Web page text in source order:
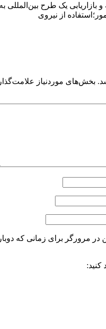
یک طرح بین‌المللی
از نیروی
بخش‌های موردنیاز
در مرورگر برای زمانی که
کنید: